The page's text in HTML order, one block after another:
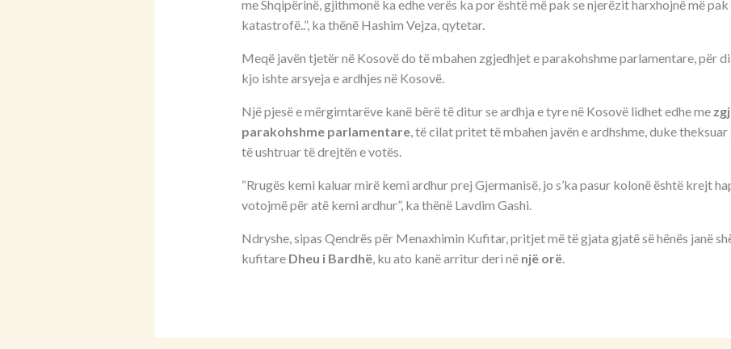
me Shqipërinë, gjithmonë ka edhe verës ka por është më pak se njerëzit harxhojnë më
katastrofë..”, ka thënë Hashim Vejza, qytetar.
Meqë javën tjetër në Kosovë do të mbahen zgjedhjet e parakohshme parlamentare, për
kjo ishte arsyeja e ardhjes në Kosovë.
Një pjesë e mërgimtarëve kanë bërë të ditur se ardhja e tyre në Kosovë lidhet edhe me
parakohshme parlamentare, të cilat pritet të mbahen javën e ardhshme, duke theksuar
të ushtruar të drejtën e votës.
“Rrugës kemi kaluar mirë kemi ardhur prej Gjermanisë, jo s’ka pasur kolonë është krejt
votojmë për atë kemi ardhur”, ka thënë Lavdim Gashi.
Ndryshe, sipas Qendrës për Menaxhimin Kufitar, pritjet më të gjata gjatë së hënës janë
kufitare Dheu i Bardhë, ku ato kanë arritur deri në një orë.